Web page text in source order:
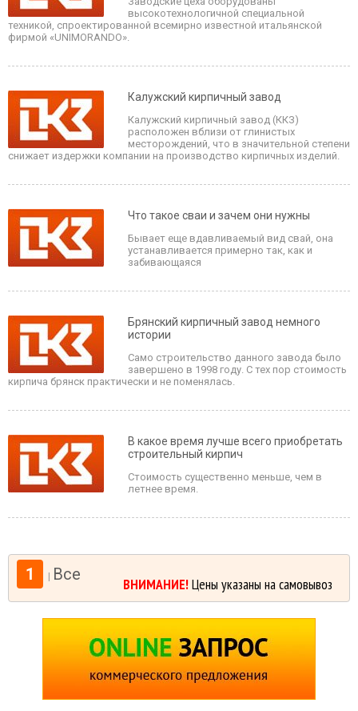
высокотехнологичной специальной
техникой, спроектированной всемирно известной итальянской
фирмой «UNIMORANDO».
Калужский кирпичный завод
Калужский кирпичный завод (ККЗ)
расположен вблизи от глинистых
месторождений, что в значительной степени
снижает издержки компании на производство кирпичных изделий.
Что такое сваи и зачем они нужны
Бывает еще вдавливаемый вид свай, она
устанавливается примерно так, как и
забивающаяся
Брянский кирпичный завод немного
истории
Само строительство данного завода было
завершено в 1998 году. С тех пор стоимость
кирпича брянск практически и не поменялась.
В какое время лучше всего приобретать
строительный кирпич
Стоимость существенно меньше, чем в
летнее время.
1 | Все
ВНИМАНИЕ!Цены указаны на самовывоз